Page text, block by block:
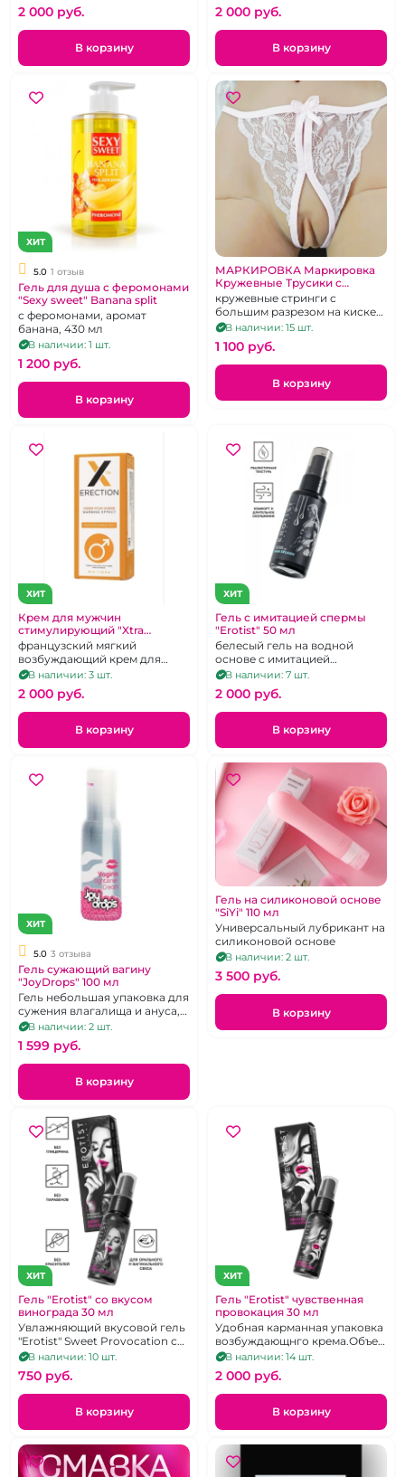
2 000 pуб.
В корзину
2 000 pуб.
В корзину
ХИТ
5.0 1 отзыв
Гель для душа с феромонами
"Sexy sweet" Banana split
с феромонами, аромат
банана, 430 мл
В наличии: 1 шт.
1 200 pуб.
В корзину
МАРКИРОВКА Маркировка
Кружевные Трусики с
доступом розовые
кружевные стринги с
большим разрезом на киске
р. 46-50
В наличии: 15 шт.
1 100 pуб.
В корзину
ХИТ
Крем для мужчин
стимулирующий "Xtra
Erection" 40 мл
французский мягкий
возбуждающий крем для
мужчин.
В наличии: 3 шт.
2 000 pуб.
В корзину
ХИТ
Гель с имитацией спермы
"Erotist" 50 мл
белесый гель на водной
основе с имитацией
мужского семени 50 мл
В наличии: 7 шт.
2 000 pуб.
В корзину
ХИТ
5.0 3 отзыва
Гель сужающий вагину
"JoyDrops" 100 мл
Гель небольшая упаковка для
сужения влагалища и ануса,
100 мл.
В наличии: 2 шт.
1 599 pуб.
В корзину
Гель на силиконовой основе
"SiYi" 110 мл
Универсальный лубрикант на
силиконовой основе
В наличии: 2 шт.
3 500 pуб.
В корзину
ХИТ
Гель "Erotist" со вкусом
винограда 30 мл
Увлажняющий вкусовой гель
"Erotist" Sweet Provocation с
регенерирующим эффектом
В наличии: 10 шт.
750 pуб.
В корзину
ХИТ
Гель "Erotist" чувственная
провокация 30 мл
Удобная карманная упаковка
возбуждающнго крема.Объем
-30 мл.
В наличии: 14 шт.
2 000 pуб.
В корзину